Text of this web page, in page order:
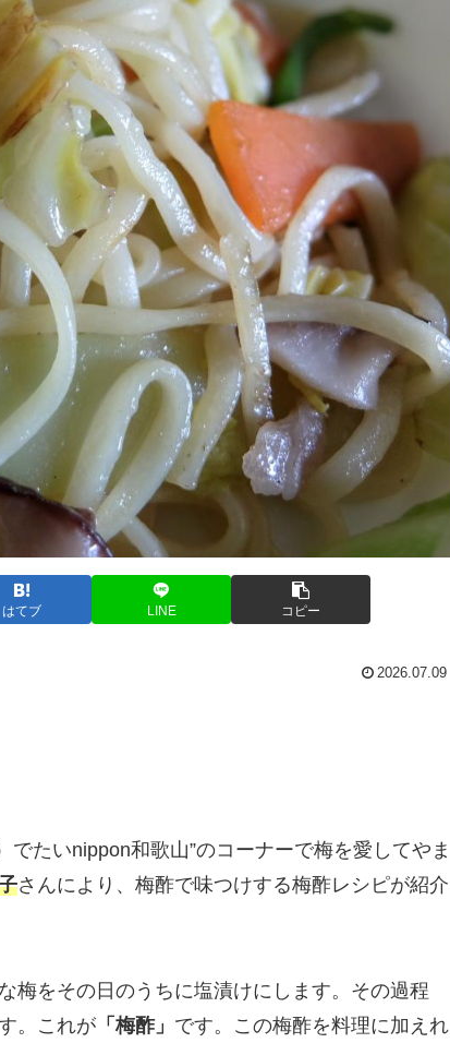
はてブ LINE コピー
2026.07.09
でたいnippon和歌山”のコーナーで梅を愛してやま
さんにより、梅酢で味つけする梅酢レシピが紹介
梅をその日のうちに塩漬けにします。その過程
。これが 「梅酢」 です。この梅酢を料理に加えれ